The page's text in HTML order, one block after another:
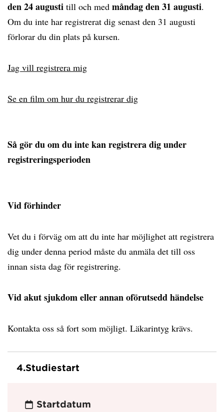
den 24 augusti till och med måndag den 31 augusti.
Om du inte har registrerat dig senast den 31 augusti
förlorar du din plats på kursen.
Jag vill registrera mig
Se en film om hur du registrerar dig
Så gör du om du inte kan registrera dig under
registreringsperioden
Vid förhinder
Vet du i förväg om att du inte har möjlighet att registrera
dig under denna period måste du anmäla det till oss
innan sista dag för registrering.
Vid akut sjukdom eller annan oförutsedd händelse
Kontakta oss så fort som möjligt. Läkarintyg krävs.
4.Studiestart
Startdatum